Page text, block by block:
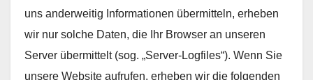
uns anderweitig Informationen übermitteln, erheben
wir nur solche Daten, die Ihr Browser an unseren
Server übermittelt (sog. „Server-Logfiles“). Wenn Sie
unsere Website aufrufen, erheben wir die folgenden